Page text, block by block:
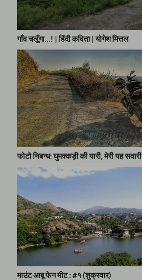
गाँव चलूँगा…! | हिंदी कविता | योगेश मित्तल
फोटो निबन्ध: घुमक्कड़ी की यारी, मेरी यह सवारी
माउंट आबू फेन मीट : #१ (शुक्रवार)